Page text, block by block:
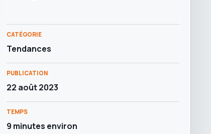
CATÉGORIE
Tendances
PUBLICATION
22 août 2023
TEMPS
9 minutes environ